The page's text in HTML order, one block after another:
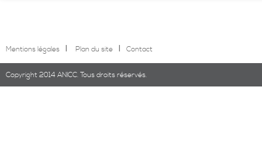
Mentions légales l Plan du site l Contact
Copyright 2014 ANICC. Tous droits réservés.